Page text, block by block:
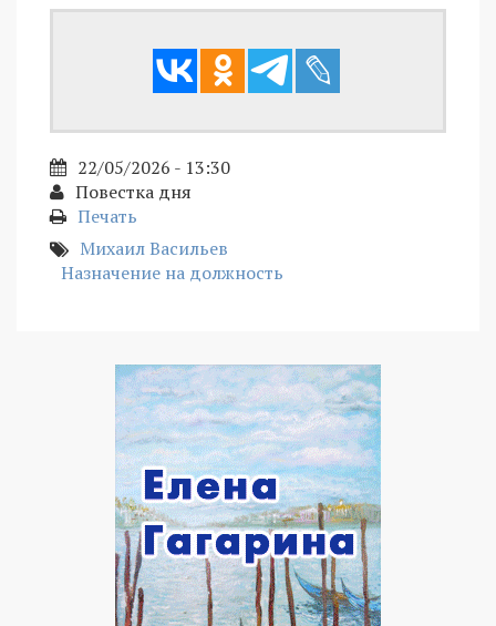
22/05/2026 - 13:30
Повестка дня
Печать
Михаил Васильев
Назначение на должность